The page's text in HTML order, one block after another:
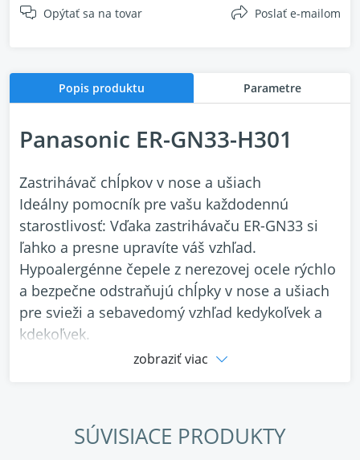
Opýtať sa na tovar Poslať e-mailom
Popis produktu Parametre
Panasonic ER-GN33-H301
Zastrihávač chĺpkov v nose a ušiach
Ideálny pomocník pre vašu každodennú
starostlivosť: Vďaka zastrihávaču ER-GN33 si
ľahko a presne upravíte váš vzhľad.
Hypoalergénne čepele z nerezovej ocele rýchlo
a bezpečne odstraňujú chĺpky v nose a ušiach
pre svieži a sebavedomý vzhľad kedykoľvek a
kdekoľvek.
zobraziť viac
SÚVISIACE PRODUKTY